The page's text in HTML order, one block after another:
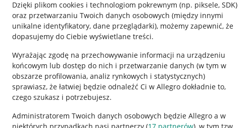
Dzięki plikom cookies i technologiom pokrewnym (np. piksele, SDK)
oraz przetwarzaniu Twoich danych osobowych (między innymi
unikalne identyfikatory, dane przeglądarki), możemy zapewnić, że
dopasujemy do Ciebie wyświetlane treści.
Wyrażając zgodę na przechowywanie informacji na urządzeniu
końcowym lub dostęp do nich i przetwarzanie danych (w tym w
obszarze profilowania, analiz rynkowych i statystycznych)
sprawiasz, że łatwiej będzie odnaleźć Ci w Allegro dokładnie to,
czego szukasz i potrzebujesz.
Administratorem Twoich danych osobowych będzie Allegro a w
Przydatne informacje